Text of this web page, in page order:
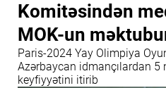
Komitəsindən
MOK-un
Paris-2024 Yay Olimpiya
Azərbaycan idmançılardan 5
keyfiyyətini itirib